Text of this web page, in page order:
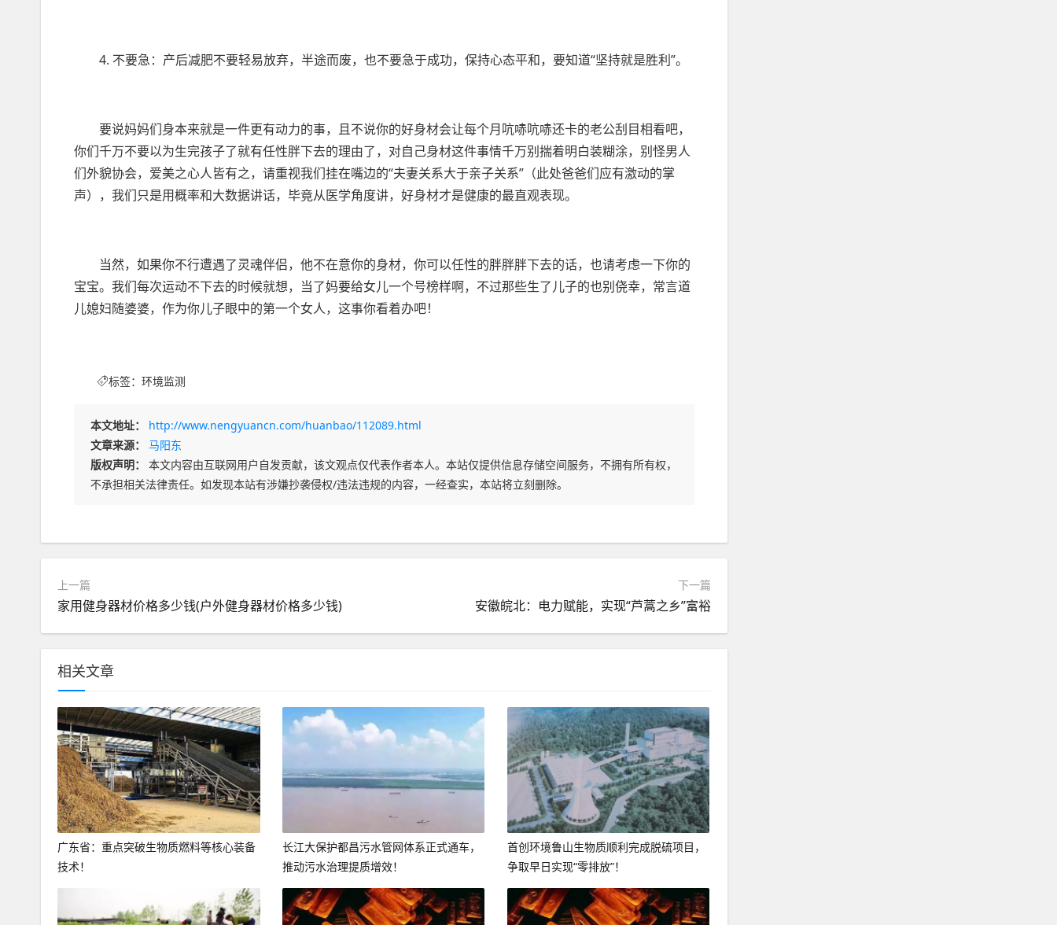
4. 不要急：产后减肥不要轻易放弃，半途而废，也不要急于成功，保持心态平和，要知道“坚持就是胜利”。
要说妈妈们身本来就是一件更有动力的事，且不说你的好身材会让每个月吭哧吭哧还卡的老公刮目相看吧，
你们千万不要以为生完孩子了就有任性胖下去的理由了，对自己身材这件事情千万别揣着明白装糊涂，别怪男人
们外貌协会，爱美之心人皆有之，请重视我们挂在嘴边的“夫妻关系大于亲子关系”（此处爸爸们应有激动的掌
声），我们只是用概率和大数据讲话，毕竟从医学角度讲，好身材才是健康的最直观表现。
当然，如果你不行遭遇了灵魂伴侣，他不在意你的身材，你可以任性的胖胖胖下去的话，也请考虑一下你的
宝宝。我们每次运动不下去的时候就想，当了妈要给女儿一个号榜样啊，不过那些生了儿子的也别侥幸，常言道
儿媳妇随婆婆，作为你儿子眼中的第一个女人，这事你看着办吧！
标签： 环境监测
本文地址：
http://www.nengyuancn.com/huanbao/112089.html
文章来源：
马阳东
版权声明：
本文内容由互联网用户自发贡献，该文观点仅代表作者本人。本站仅提供信息存储空间服务，不拥有所有权，
不承担相关法律责任。如发现本站有涉嫌抄袭侵权/违法违规的内容，一经查实，本站将立刻删除。
上一篇
家用健身器材价格多少钱(户外健身器材价格多少钱)
下一篇
安徽皖北：电力赋能，实现“芦蒿之乡”富裕
相关文章
广东省：重点突破生物质燃料等核心装备
技术！
长江大保护都昌污水管网体系正式通车，
推动污水治理提质增效！
首创环境鲁山生物质顺利完成脱硫项目，
争取早日实现“零排放”！